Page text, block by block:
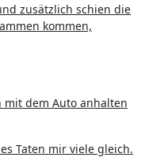
zusätzlich schien die
kommen,
mit dem Auto anhalten
Taten mir viele gleich.